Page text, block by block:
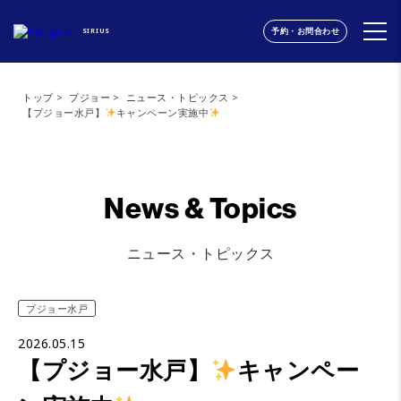
SIRIUS 予約・お問合わせ
トップ プジョー
ニュース・トピックス
【プジョー水戸】
キャンペーン実施中
News & Topics
ニュース・トピックス
プジョー水戸
2026.05.15
【プジョー水戸】
キャンペー